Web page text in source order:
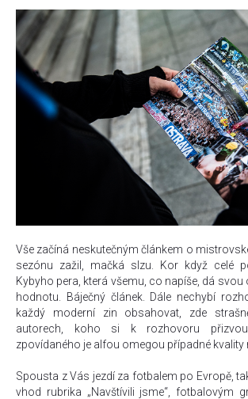
Vše začíná neskutečným článkem o
sezónu zažil, mačká slzu. Kor když celé
Kybyho pera, která všemu, co napíše, dá
hodnotu. Báječný článek. Dále nechybí
každý moderní zin obsahovat, zde
autorech, koho si k rozhovoru
zpovídaného je alfou omegou případné kvality
Spousta z Vás jezdí za fotbalem po Evropě,
vhod rubrika „Navštívili jsme“, fotbalovým